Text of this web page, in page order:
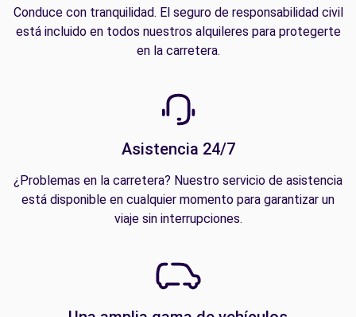
Conduce con tranquilidad. El seguro de responsabilidad civil
está incluido en todos nuestros alquileres para protegerte
en la carretera.
Asistencia 24/7
¿Problemas en la carretera? Nuestro servicio de asistencia
está disponible en cualquier momento para garantizar un
viaje sin interrupciones.